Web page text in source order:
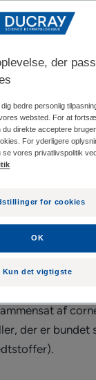
, godkendt af
besvaret jeres
corneum
som
huden med
af
der er bundet
der
bedre personlig
websted. For at
direkte acceptere
For yderligere
vores privatlivspolitik
for cookies
Kun det vigtigste
OK